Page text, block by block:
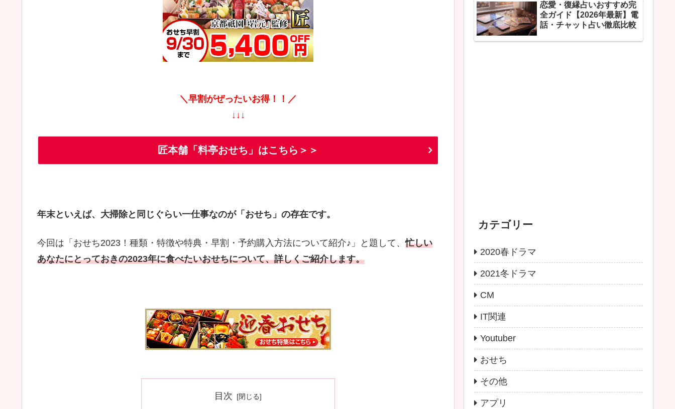
＼早割がぜったいお得！！／
↓↓↓
匠本舗「料亭おせち」はこちら＞＞
年末といえば、大掃除と同じぐらい一仕事なのが「おせち」の存在です。
今回は「 おせち2023 ！種類・特徴や特典・早割・予約購入方法について紹介♪」と題して、忙しい
あなたにとっておきの2023年に食べたいおせちについて、詳しくご紹介します。
目次
恋愛・復縁占いおすすめ完
全ガイド【2026年最新】電
話・チャット占い徹底比較
カテゴリー
2020春ドラマ
2021冬ドラマ
CM
IT関連
Youtuber
おせち
その他
アプリ